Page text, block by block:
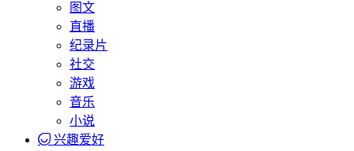
图文
直播
纪录片
社交
游戏
音乐
小说
兴趣爱好